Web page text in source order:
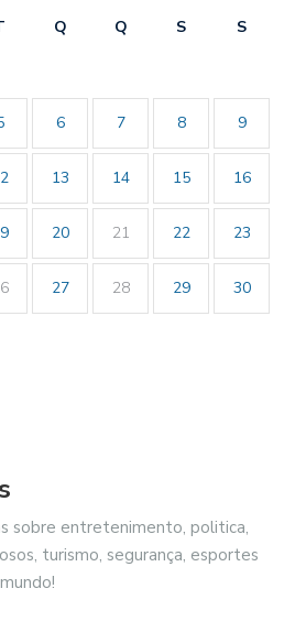
Q Q S
S
6 7 8 9
13 14 15 16
20 21 22 23
27 28 29 30
sobre entretenimento, politica,
turismo, segurança, esportes